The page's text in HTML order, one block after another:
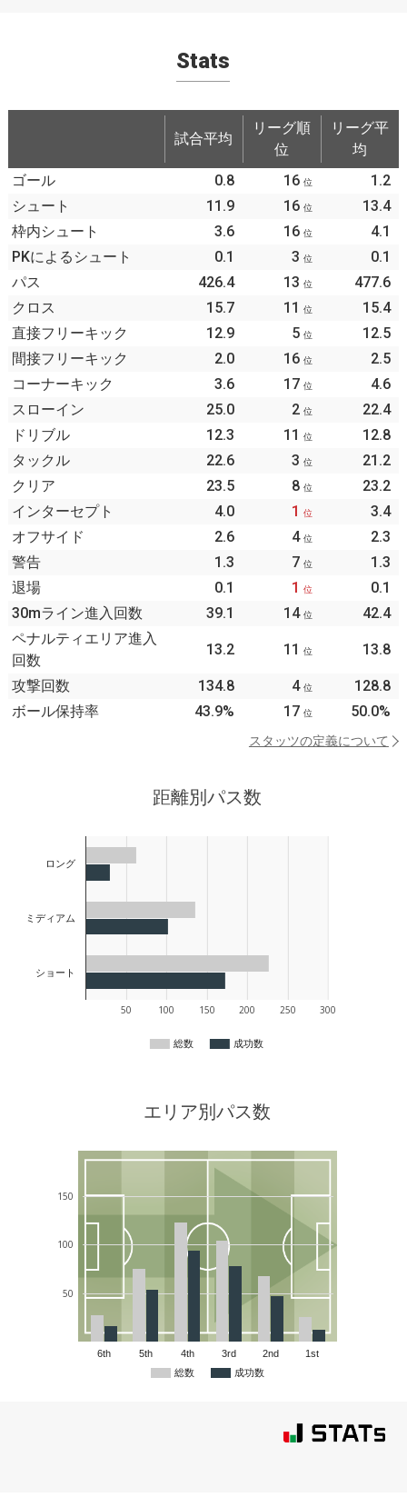
Stats
試合平均
リーグ順
位
リーグ平
均
ゴール
0.8 16位
1.2
シュート
11.9 16位
13.4
枠内シュート
3.6 16位
4.1
PKによるシュート
0.1 3位
0.1
パス
426.4 13位
477.6
クロス
15.7 11位
15.4
直接フリーキック
12.9 5位
12.5
間接フリーキック
2.0 16位
2.5
コーナーキック
3.6 17位
4.6
スローイン
25.0 2位
22.4
ドリブル
12.3 11位
12.8
タックル
22.6 3位
21.2
クリア
23.5 8位
23.2
インターセプト
4.0 1位
3.4
オフサイド
2.6 4位
2.3
警告
1.3 7位
1.3
退場
0.1 1位
0.1
30mライン進入回数
39.1 14位
42.4
ペナルティエリア進入
回数
13.2 11位 13.8
攻撃回数 134.8 4位
128.8
ボール保持率
43.9% 17位 50.0%
スタッツの定義について
距離別パス数
総数 成功数
50 100 150 200 250 300
ロング
ミディアム
ショート
エリア別パス数
総数 成功数
6th 5th 4th 3rd 2nd 1st
50
100
150